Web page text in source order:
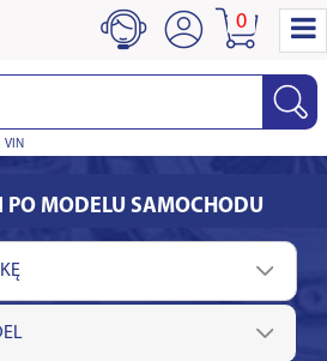
VIN
0
PO MODELU SAMOCHODU